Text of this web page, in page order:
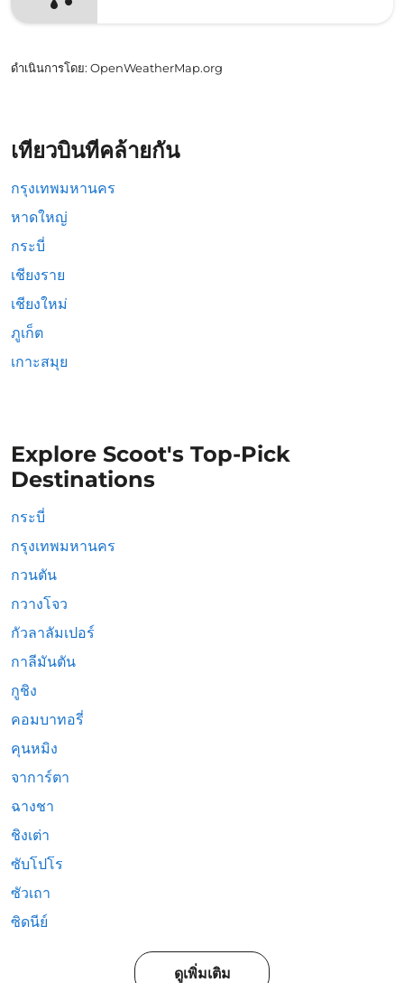
ดำเนินการโดย: OpenWeatherMap.org
เที่ยวบินที่คล้ายกัน
กรุงเทพมหานคร
หาดใหญ่
กระบี่
เชียงราย
เชียงใหม่
ภูเก็ต
เกาะสมุย
Explore Scoot's Top-Pick
Destinations
กระบี่
กรุงเทพมหานคร
กวนตัน
กวางโจว
กัวลาลัมเปอร์
กาลีมันตัน
กูชิง
คอมบาทอรี่
คุนหมิง
จาการ์ตา
ฉางชา
ชิงเต่า
ซับโปโร
ซัวเถา
ซิดนีย์
ดูเพิ่มเติม